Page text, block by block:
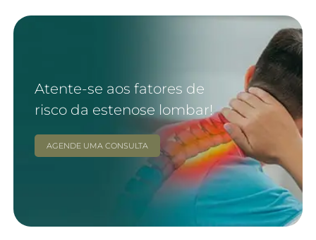
Atente-se aos fatores de
risco da estenose lombar!
AGENDE UMA CONSULTA